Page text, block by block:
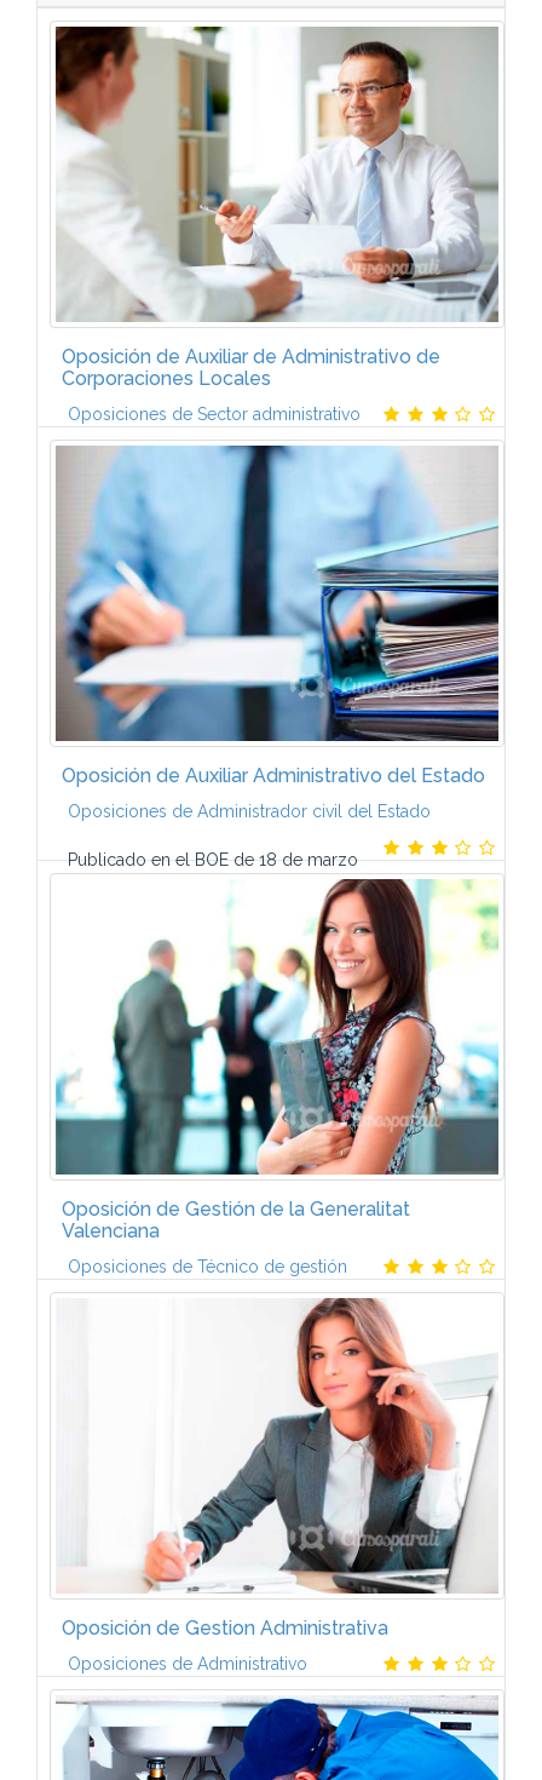
Oposición de Auxiliar de Administrativo de
Corporaciones Locales
Oposiciones de Sector administrativo
PRUEBAS DE ACCESOEl procedimiento de selección
de los aspirantes constará de los siguientes
ejercicios.· 1º EJERCICIO: Consistirá en contestar por
escrito un test...
Oposición de Auxiliar Administrativo del Estado
Oposiciones de Administrador civil del Estado
Publicado en el BOE de 18 de marzo
de 2006 Grupo de Materias Comunes Ciencia
Política (12 temas) Derecho Público (25 temas)
Estructura Económica y Social de España (15...
Oposición de Gestión de la Generalitat
Valenciana
Oposiciones de Técnico de gestión
Volumen I Constitución Española El defensor del
pueblo La Monarquía Parlamentaria El Gobierno y la
Administración Organos de Gobierno ...
Oposición de Gestion Administrativa
Oposiciones de Administrativo
Tema 1. La Empresa. Concepto. Elementos
determinantes del funcionamiento. Sectores de
producción. Tipos de empresa. Objetivos de la